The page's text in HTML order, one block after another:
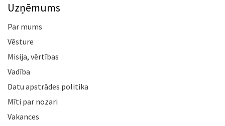
Uzņēmums
Par mums
Vēsture
Misija, vērtības
Vadība
Datu apstrādes politika
Mīti par nozari
Vakances